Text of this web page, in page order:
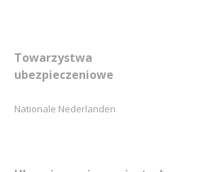
Towarzystwa
ubezpieczeniowe
Nationale Nederlanden